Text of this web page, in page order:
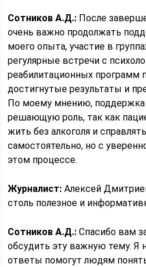
Сотников А.Д.: После
очень важно продолжать
моего опыта, участие в
регулярные встречи с
реабилитационных программ
достигнутые результаты и
По моему мнению, поддержка
решающую роль, так как
жить без алкоголя и
самостоятельно, но с
этом процессе.
Журналист: Алексей
столь полезное и
Сотников А.Д.: Спасибо вам
обсудить эту важную тему. Я
ответы помогут людям